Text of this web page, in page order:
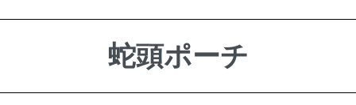
蛇頭ポーチ